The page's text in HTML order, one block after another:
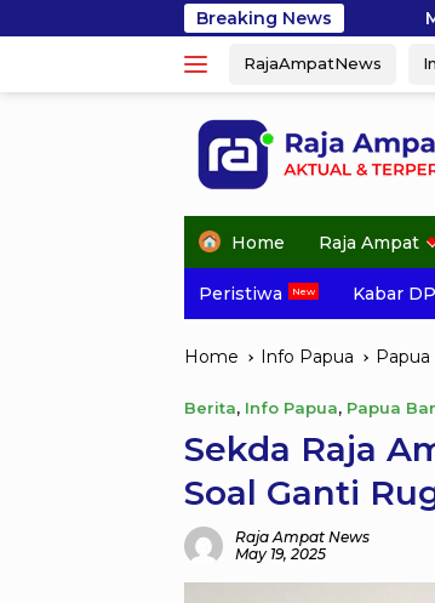
to
Breaking News
Menteri Nusron Dorong
RajaAmpatNews
Home Raja Ampat
Peristiwa Kabar
Home Info Papua
Berita, Info Papua, Papua
Sekda Raja
Soal Ganti
Raja Ampat News
May 19, 2025